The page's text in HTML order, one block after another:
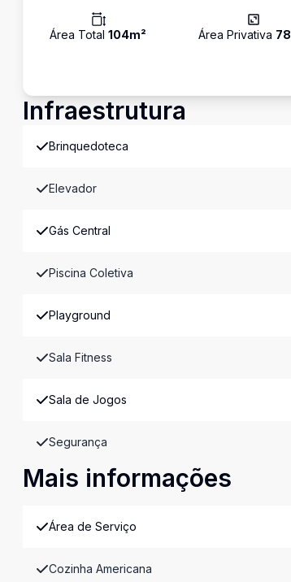
Área Total 104m² Área Privativa 78
Infraestrutura
Brinquedoteca
Elevador
Gás Central
Piscina Coletiva
Playground
Sala Fitness
Sala de Jogos
Segurança
Mais informações
Área de Serviço
Cozinha Americana